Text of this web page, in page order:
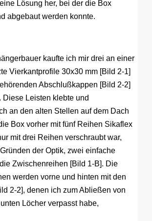
Lösung her, bei der die Box
abgebaut werden konnte.
kaufte ich mir drei an einer
Vierkantprofile 30x30 mm [Bild 2-1]
Abschlußkappen [Bild 2-2]
Diese Leisten klebte und
an den alten Stellen auf dem Dach
Box vorher mit fünf Reihen Sikaflex
mit drei Reihen verschraubt war,
der Optik, zwei einfache
Zwischenreihen [Bild 1-B]. Die
werden vorne und hinten mit den
2-2], denen ich zum Abließen von
Löcher verpasst habe,